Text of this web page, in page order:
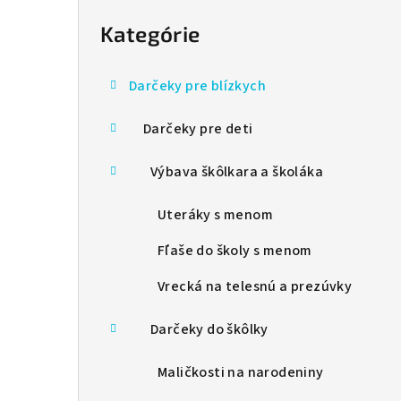
Preskočiť
kategórie
Kategórie
Darčeky pre blízkych
Darčeky pre deti
Výbava škôlkara a školáka
Uteráky s menom
Fľaše do školy s menom
Vrecká na telesnú a prezúvky
Darčeky do škôlky
Maličkosti na narodeniny